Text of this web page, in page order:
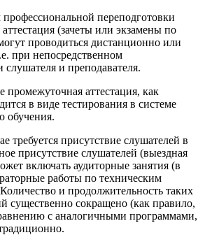
переподготовки
(зачеты или экзамены по
проводиться дистанционно или
при непосредственном
слушателя и преподавателя.
промежуточная аттестация, как
в виде тестирования в системе
обучения.
требуется присутствие слушателей в
присутствие слушателей (выездная
включать аудиторные занятия (в
работы по техническим
и продолжительность таких
существенно сокращено (как правило,
с аналогичными программами,